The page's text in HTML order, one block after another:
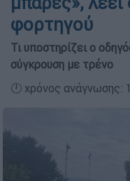
φορτηγού
Τι υποστηρίζει ο
σύγκρουση με τρένο
🕛 χρόνος ανάγνωσης: